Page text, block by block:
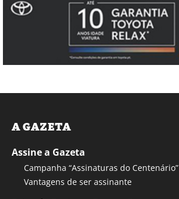
A GAZETA
Assine a Gazeta
Campanha “Assinaturas do Centenário”
Vantagens de ser assinante